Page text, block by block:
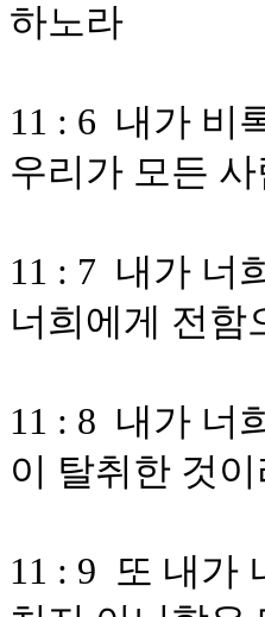
하노라
11 : 6 내가 비
우리가 모든
11 : 7 내가 너
너희에게 전함
11 : 8 내가 너
이 탈취한 것
11 : 9 또 내가